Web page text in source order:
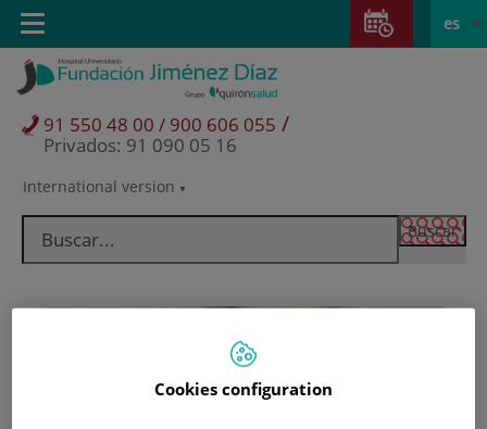
Saltar al contenido
Saltar
contenido
Selector
idioma
activo
es
International version
91 550 48 00 / 900 606 055 /
Privados: 91 090 05 16
Toggle
navigation
Cookies configuration